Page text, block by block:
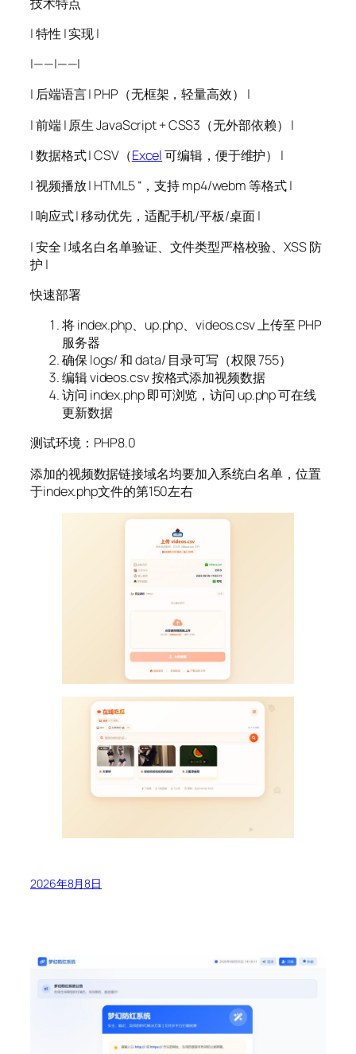
| 特性 | 实现 |
|——|——|
| 后端语言 | PHP（无框架，轻量高效） |
| 前端 | 原生 JavaScript + CSS3（无外部依赖） |
| 数据格式 | CSV（Excel可编辑，便于维护） |
| 视频播放 | HTML5 “，支持 mp4/webm 等格式 |
| 响应式 | 移动优先，适配手机/平板/桌面 |
| 安全 | 域名白名单验证、文件类型严格校验、XSS 防
护 |
快速部署
将 index.php、up.php、videos.csv 上传至 PHP
服务器
确保 logs/ 和 data/ 目录可写（权限 755）
编辑 videos.csv 按格式添加视频数据
访问 index.php 即可浏览，访问 up.php 可在线
更新数据
测试环境：PHP8.0
添加的视频数据链接域名均要加入系统白名单，位置
于index.php文件的第150左右
2026年8月8日